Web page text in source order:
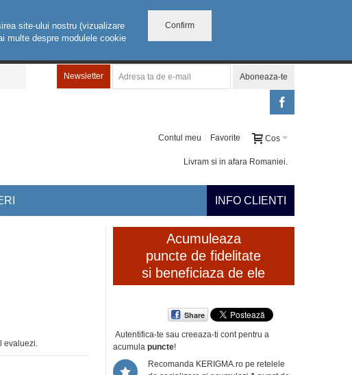
site-ului nostru (vizualizare
multe despre modulele cookie
Confirm
Newsletter Aboneaza-te
Cos
Contul meu Favorite
Livram si in afara Romaniei.
INFO CLIENTI
evaluezi.
Acumuleaza
puncte de fidelitate
si beneficiaza de ele
Share
Autentifica-te sau creeaza-ti contpentru a
acumula puncte!
Recomanda KERIGMA.ro pe retelele